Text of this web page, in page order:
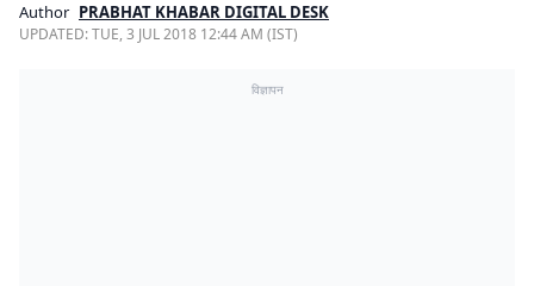
Author PRABHAT KHABAR DIGITAL DESK
UPDATED:TUE, 3 JUL 2018 12:44 AM (IST)
विज्ञापन